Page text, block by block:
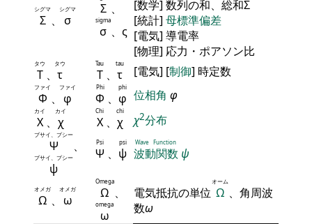
Σ
シグマ
、 σ
シグマ Σ 、
σ
sigma
、ς
[数学] 数列の和、総和Σ
[統計] 母標準偏差
[電気] 導電率
[物理] 応力・ポアソン比
Τ
タウ
、 τ
タウ
Τ
Tau
、 τ
tau
[電気] [制御] 時定数
Φ
ファイ
、 φ
ファイ
Φ
Phi
、 φ
phi
位相角 φ
Χ
カイ
、 χ
カイ
Χ
Chi
、 χ
chi
χ2分布
Ψ
プサイ、プシー
、
ψ
プサイ、プシー Ψ
Psi
、 ψ
psi
波動関数
Wave Function
ψ
Ω
オメガ
、 ω
オメガ Ω
Omega
、
ω
omega
電気抵抗の単位 Ω
オーム
、角周波
数ω